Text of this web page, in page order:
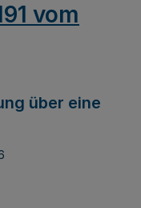
vom
über eine